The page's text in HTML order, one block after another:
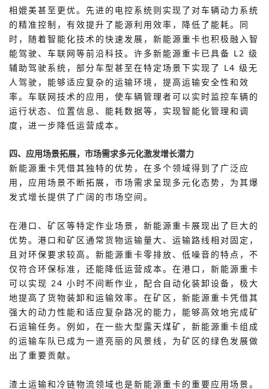
相媲美甚至更优。先进的电控系统则实现了对车辆动力系统
的精准控制，有效提升了能源利用效率，降低了能耗。同
时，随着智能化技术的快速发展，新能源重卡也积极融入智
能驾驶、车联网等前沿科技。许多新能源重卡已具备 L2 级
辅助驾驶系统，部分车型甚至在特定场景下实现了 L4 级无
人驾驶，能够适应复杂的运输环境，提高运输安全性和效
率。车联网技术的应用，使车辆管理者可以实时监控车辆的
运行状态、位置信息、能耗数据等，实现智能化管理和调
度，进一步降低运营成本。
四、应用场景拓展，市场需求多元化激发增长潜力
新能源重卡凭借其独特的优势，在多个领域得到了广泛应
用，应用场景不断拓展，市场需求呈现多元化态势，为其爆
发式增长提供了广阔的市场空间。
在港口、矿区等特定作业场景，新能源重卡展现出了巨大的
优势。港口和矿区通常货物运输量大、运输路线相对固定，
且对环保要求较高。新能源重卡零排放、低噪音的特点，不
仅符合环保标准，还能降低运营成本。在港口，新能源重卡
可以实现 24 小时不间断作业，配合自动化装卸设备，极大
地提高了货物装卸和运输效率。在矿区，新能源重卡凭借其
强大的动力性能和适应复杂路况的能力，能够高效地完成矿
石运输任务。例如，在一些大型露天煤矿，新能源重卡组成
的运输车队已成为一道亮丽的风景线，为矿区的绿色发展做
出了重要贡献。
渣土运输和冷链物流领域也是新能源重卡的重要应用场景。